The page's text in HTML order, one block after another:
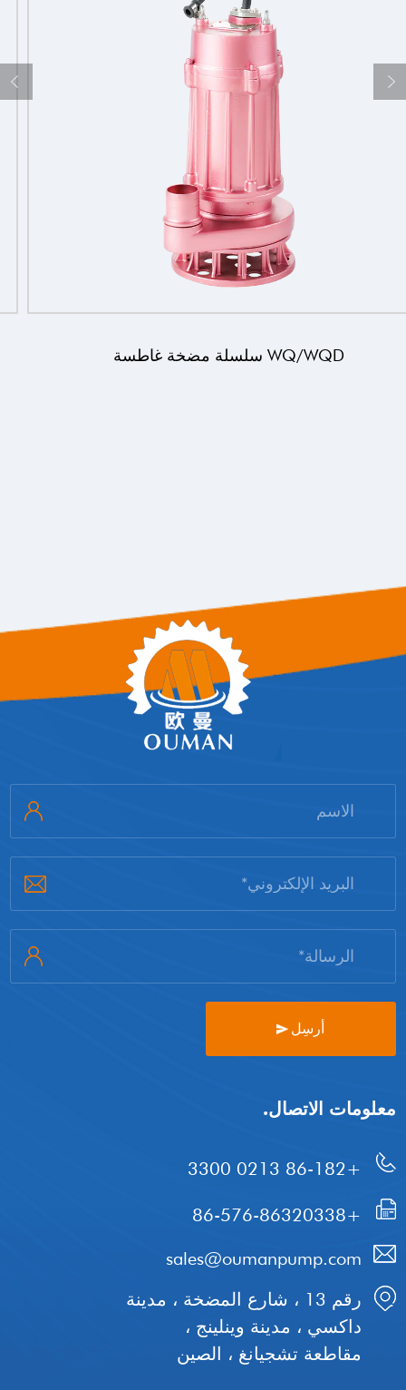
WQ مضخة الصرف الصحي مع اقتران
أرسِل
معلومات الاتصال.
+86-182 0213 3300
+86-576-86320338
sales@oumanpump.com
رقم 13 ، شارع المضخة ، مدينة
داكسي ، مدينة وينلينج ،
مقاطعة تشجيانغ ، الصين